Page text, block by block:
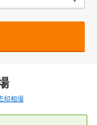
却相場